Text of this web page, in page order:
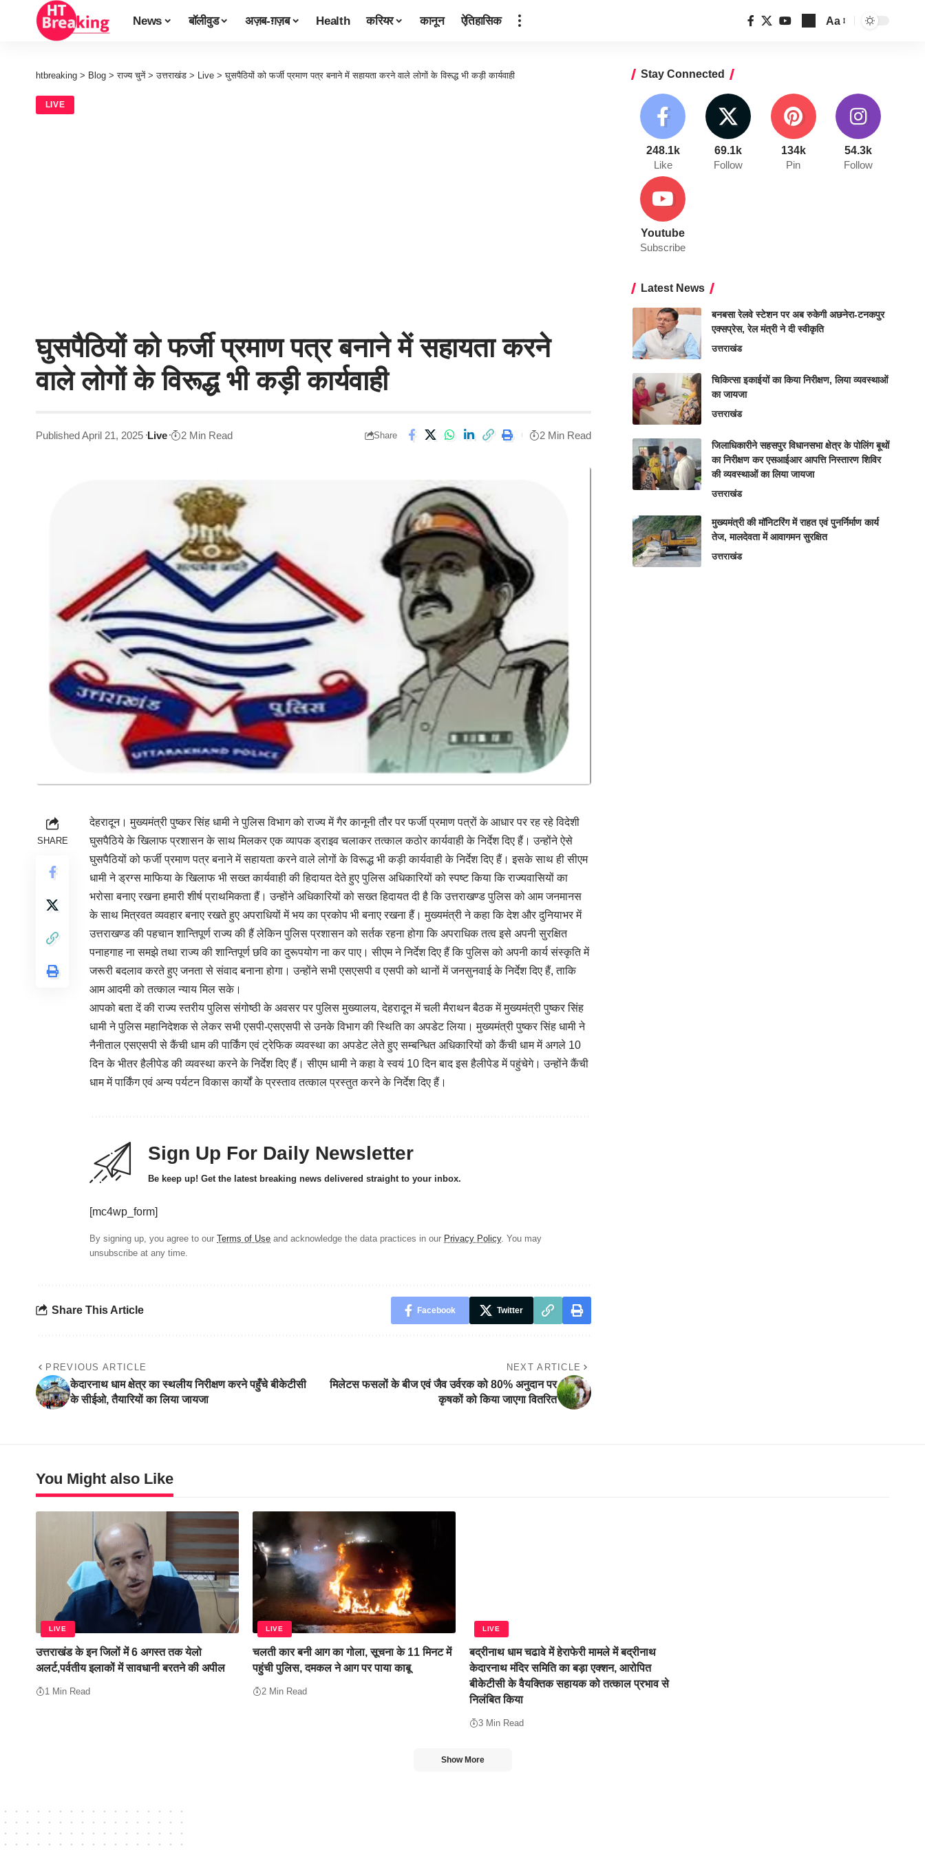
News बॉलीवुड अज़ब-ग़ज़ब Health करियर कानून ऐतिहासिक Aa
htbreaking > Blog >राज्य चुनें >उत्तराखंड > Live >घुसपैठियों को फर्जी प्रमाण पत्र बनाने में सहायता करने वाले लोगों के विरूद्ध भी कड़ी कार्यवाही
LIVE
घुसपैठियों को फर्जी प्रमाण पत्र बनाने में सहायता करने
वाले लोगों के विरूद्ध भी कड़ी कार्यवाही
Published April 21, 2025 Live 2 Min Read Share 2 Min Read
SHARE
देहरादून। मुख्यमंत्री पुष्कर सिंह धामी ने पुलिस विभाग को राज्य में गैर कानूनी तौर पर फर्जी प्रमाण पत्रों के आधार पर रह रहे विदेशी
घुसपैठिये के खिलाफ प्रशासन के साथ मिलकर एक व्यापक ड्राइव चलाकर तत्काल कठोर कार्यवाही के निर्देश दिए हैं। उन्होंने ऐसे
घुसपैठियों को फर्जी प्रमाण पत्र बनाने में सहायता करने वाले लोगों के विरूद्ध भी कड़ी कार्यवाही के निर्देश दिए हैं। इसके साथ ही सीएम
धामी ने ड्रग्स माफिया के खिलाफ भी सख्त कार्यवाही की हिदायत देते हुए पुलिस अधिकारियों को स्पष्ट किया कि राज्यवासियों का
भरोसा बनाए रखना हमारी शीर्ष प्राथमिकता हैं। उन्होंने अधिकारियों को सख्त हिदायत दी है कि उत्तराखण्ड पुलिस को आम जनमानस
के साथ मित्रवत व्यवहार बनाए रखते हुए अपराधियों में भय का प्रकोप भी बनाए रखना हैं। मुख्यमंत्री ने कहा कि देश और दुनियाभर में
उत्तराखण्ड की पहचान शान्तिपूर्ण राज्य की हैं लेकिन पुलिस प्रशासन को सर्तक रहना होगा कि अपराधिक तत्व इसे अपनी सुरक्षित
पनाहगाह ना समझे तथा राज्य की शान्तिपूर्ण छवि का दुरूपयोग ना कर पाए। सीएम ने निर्देश दिए हैं कि पुलिस को अपनी कार्य संस्कृति में
जरूरी बदलाव करते हुए जनता से संवाद बनाना होगा। उन्होंने सभी एसएसपी व एसपी को थानों में जनसुनवाई के निर्देश दिए हैं, ताकि
आम आदमी को तत्काल न्याय मिल सके।
आपको बता दें की राज्य स्तरीय पुलिस संगोष्ठी के अवसर पर पुलिस मुख्यालय, देहरादून में चली मैराथन बैठक में मुख्यमंत्री पुष्कर सिंह
धामी ने पुलिस महानिदेशक से लेकर सभी एसपी-एसएसपी से उनके विभाग की स्थिति का अपडेट लिया। मुख्यमंत्री पुष्कर सिंह धामी ने
नैनीताल एसएसपी से कैंची धाम की पार्किंग एवं ट्रेफिक व्यवस्था का अपडेट लेते हुए सम्बन्धित अधिकारियों को कैंची धाम में अगले 10
दिन के भीतर हैलीपेड की व्यवस्था करने के निर्देश दिए हैं। सीएम धामी ने कहा वे स्वयं 10 दिन बाद इस हैलीपेड में पहुंचेगे। उन्होंने कैंची
धाम में पार्किंग एवं अन्य पर्यटन विकास कार्यों के प्रस्ताव तत्काल प्रस्तुत करने के निर्देश दिए हैं।
Sign Up For Daily Newsletter
Be keep up! Get the latest breaking news delivered straight to your inbox.
[mc4wp_form]
By signing up, you agree to our Terms of Use and acknowledge the data practices in our Privacy Policy. You may
unsubscribe at any time.
Share This Article Facebook Twitter
PREVIOUS ARTICLE
केदारनाथ धाम क्षेत्र का स्थलीय निरीक्षण करने पहुँचे बीकेटीसी
के सीईओ, तैयारियों का लिया जायजा
NEXT ARTICLE
मिलेटस फसलों के बीज एवं जैव उर्वरक को 80% अनुदान पर
कृषकों को किया जाएगा वितरित
Stay Connected
248.1k
Like
69.1k
Follow
134k
Pin
54.3k
Follow
Youtube
Subscribe
Latest News
बनबसा रेलवे स्टेशन पर अब रुकेगी अछनेरा-टनकपुर
एक्सप्रेस, रेल मंत्री ने दी स्वीकृति
उत्तराखंड
चिकित्सा इकाईयों का किया निरीक्षण, लिया व्यवस्थाओं
का जायजा
उत्तराखंड
जिलाधिकारीने सहसपुर विधानसभा क्षेत्र के पोलिंग बूथों
का निरीक्षण कर एसआईआर आपत्ति निस्तारण शिविर
की व्यवस्थाओं का लिया जायजा
उत्तराखंड
मुख्यमंत्री की मॉनिटरिंग में राहत एवं पुनर्निर्माण कार्य
तेज, मालदेवता में आवागमन सुरक्षित
उत्तराखंड
You Might also Like
LIVE
उत्तराखंड के इन जिलों में 6 अगस्त तक येलो
अलर्ट,पर्वतीय इलाकों में सावधानी बरतने की अपील
1 Min Read
LIVE
चलती कार बनी आग का गोला, सूचना के 11 मिनट में
पहुंची पुलिस, दमकल ने आग पर पाया काबू
2 Min Read
LIVE
बद्रीनाथ धाम चढावे में हेराफेरी मामले में बद्रीनाथ
केदारनाथ मंदिर समिति का बड़ा एक्शन, आरोपित
बीकेटीसी के वैयक्तिक सहायक को तत्काल प्रभाव से
निलंबित किया
3 Min Read
Show More